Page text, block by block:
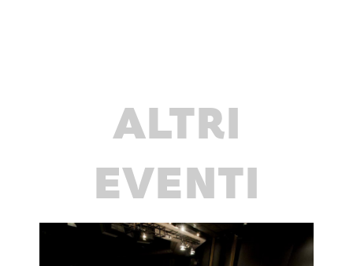
ALTRI
EVENTI